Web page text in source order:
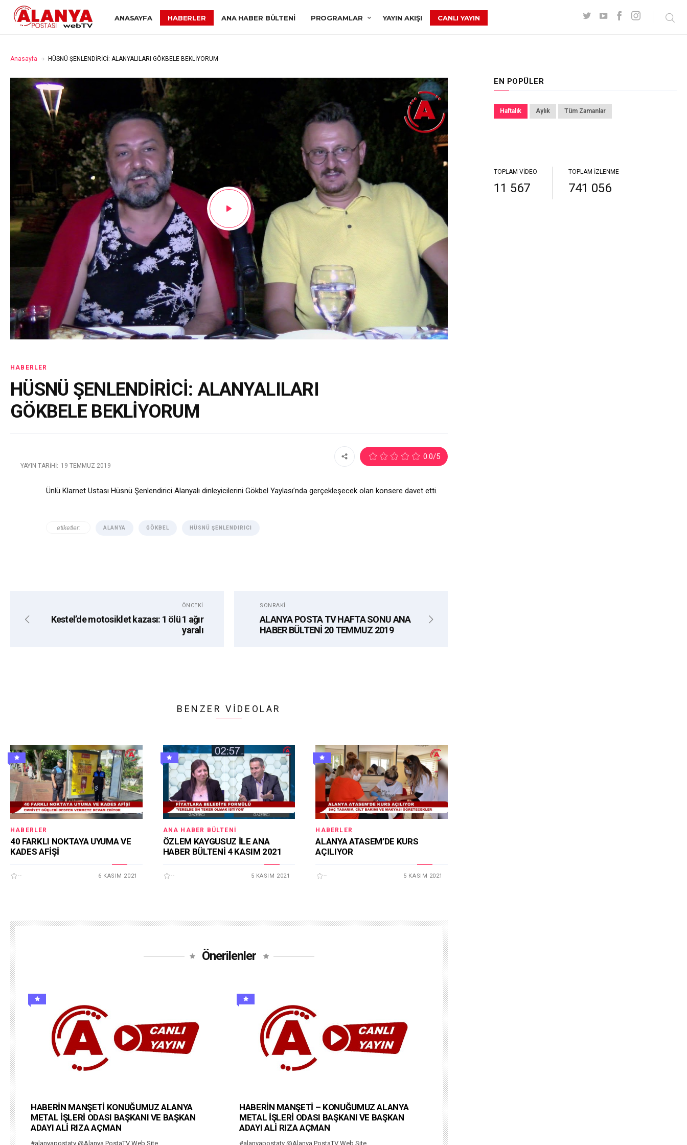
ANASAYFA HABERLER ANA HABER BÜLTENI PROGRAMLAR YAYIN AKIŞI CANLI YAYIN
Anasayfa HÜSNÜ ŞENLENDİRİCİ: ALANYALILARI GÖKBELE BEKLİYORUM
HABERLER
HÜSNÜ ŞENLENDİRİCİ: ALANYALILARI
GÖKBELE BEKLİYORUM
YAYIN TARIHI: 19 TEMMUZ 2019
0.0/5
Ünlü Klarnet Ustası Hüsnü Şenlendirici Alanyalı dinleyicilerini Gökbel Yaylası’nda gerçekleşecek olan konsere davet etti.
etiketler: ALANYA GÖKBEL HÜSNÜ ŞENLENDIRICI
ÖNCEKI
Kestel’de motosiklet kazası: 1 ölü 1 ağır
yaralı
SONRAKI
ALANYA POSTA TV HAFTA SONU ANA
HABER BÜLTENİ 20 TEMMUZ 2019
BENZER VIDEOLAR
HABERLER
40 FARKLI NOKTAYA UYUMA VE
KADES AFİŞİ
-- 6 KASIM 2021
ANA HABER BÜLTENI
ÖZLEM KAYGUSUZ İLE ANA
HABER BÜLTENİ 4 KASIM 2021
-- 5 KASIM 2021
HABERLER
ALANYA ATASEM’DE KURS
AÇILIYOR
-- 5 KASIM 2021
Önerilenler
HABERİN MANŞETİ KONUĞUMUZ ALANYA
METAL İŞLERİ ODASI BAŞKANI VE BAŞKAN
ADAYI ALİ RIZA AÇMAN
#alanyapostatv @Alanya PostaTV Web Site
HABERİN MANŞETİ – KONUĞUMUZ ALANYA
METAL İŞLERİ ODASI BAŞKANI VE BAŞKAN
ADAYI ALİ RIZA AÇMAN
#alanyapostatv @Alanya PostaTV Web Site
EN POPÜLER
Haftalık Aylık Tüm Zamanlar
TOPLAM VIDEO
11 567
TOPLAM İZLENME
741 056